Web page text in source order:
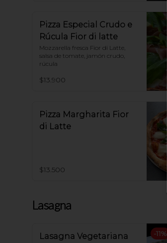
Pizza Especial Crudo e
Rúcula Fior di latte
Mozzarella fresca Fior di Latte,
salsa de tomate, jamón crudo,
rúcula
$13.900
Pizza Margharita Fior
di Latte
$13.500
Lasagna
-11%
Lasagna Vegetariana